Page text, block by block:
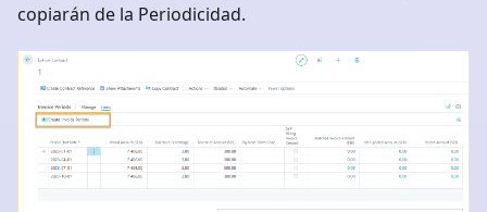
copiarán de la Periodicidad.